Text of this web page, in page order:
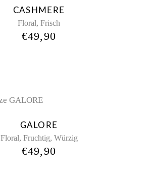
CASHMERE
Floral, Frisch
€49,90
GALORE
Floral, Fruchtig, Würzig
€49,90